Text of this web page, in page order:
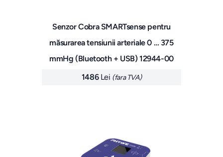
Senzor Cobra SMARTsense pentru
măsurarea tensiunii arteriale 0 … 375
mmHg (Bluetooth + USB) 12944-00
1486 Lei (fara TVA)